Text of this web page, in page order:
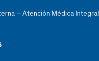
– Atención Médica Integral